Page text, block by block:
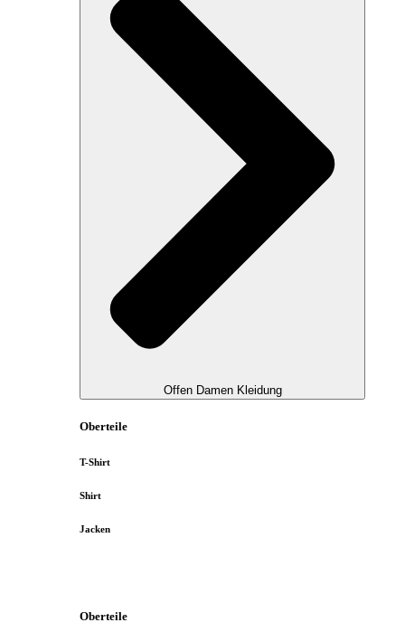
Offen Damen Kleidung
Oberteile
T-Shirt
Shirt
Jacken
Oberteile